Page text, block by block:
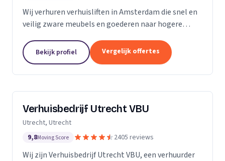
Wij verhuren verhuisliften in Amsterdam die snel en
veilig zware meubels en goederen naar hogere
Bekijk profiel Vergelijk offertes
Verhuisbedrijf Utrecht VBU
Utrecht, Utrecht
9,8Moving Score 2405 reviews
Wij zijn Verhuisbedrijf Utrecht VBU, een verhuurder